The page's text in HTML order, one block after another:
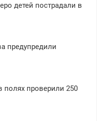
детей пострадали в
предупредили
проверили 250